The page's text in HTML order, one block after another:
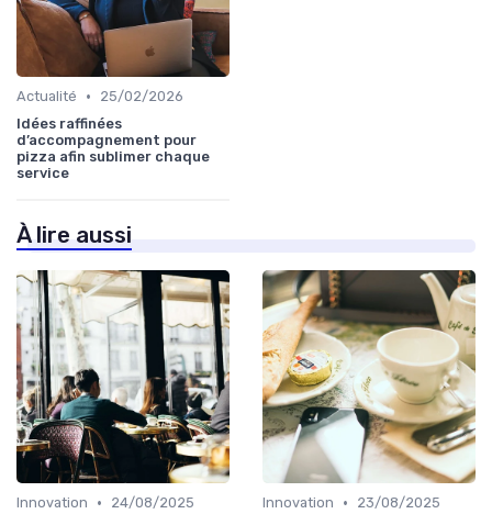
Actualité •
25/02/2026
Idées raffinées
d’accompagnement pour
pizza afin sublimer chaque
service
À lire aussi
Innovation •
24/08/2025
Innovation •
23/08/2025